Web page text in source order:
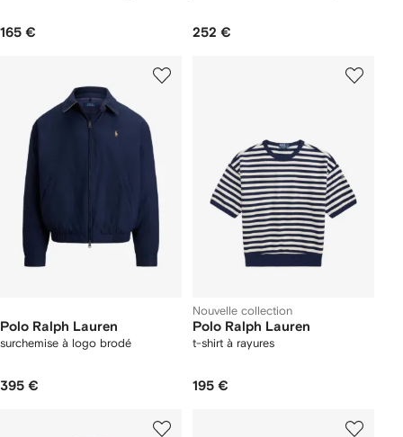
165 € 252 €
Polo Ralph Lauren
surchemise à logo brodé
395 €
Nouvelle collection
Polo Ralph Lauren
t-shirt à rayures
195 €